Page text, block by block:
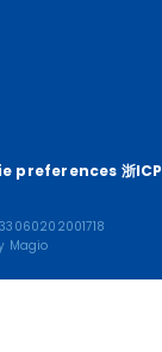
preferences 浙
Magio